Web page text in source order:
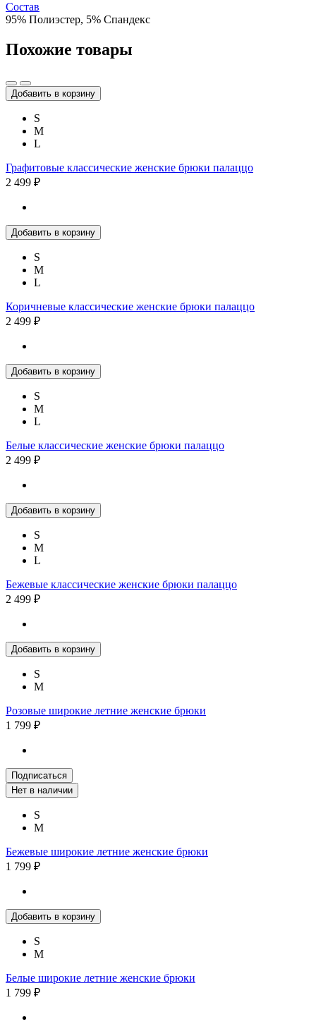
Состав
95% Полиэстер, 5% Спандекс
Похожие товары
Добавить в корзину
S
M
L
Графитовые классические женские брюки палаццо
2 499 ₽
Добавить в корзину
S
M
L
Коричневые классические женские брюки палаццо
2 499 ₽
Добавить в корзину
S
M
L
Белые классические женские брюки палаццо
2 499 ₽
Добавить в корзину
S
M
L
Бежевые классические женские брюки палаццо
2 499 ₽
Добавить в корзину
S
M
Розовые широкие летние женские брюки
1 799 ₽
Подписаться
Нет в наличии
S
M
Бежевые широкие летние женские брюки
1 799 ₽
Добавить в корзину
S
M
Белые широкие летние женские брюки
1 799 ₽